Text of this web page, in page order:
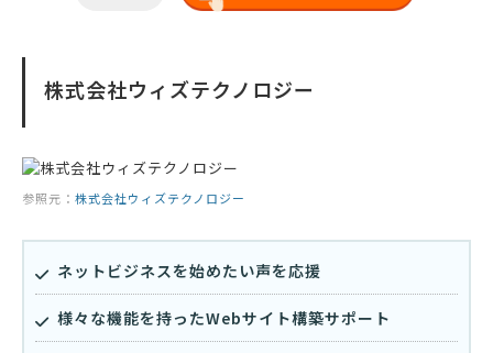
株式会社ウィズテクノロジー
参照元： 株式会社ウィズテクノロジー
ネットビジネスを始めたい声を応援
様々な機能を持ったWebサイト構築サポート